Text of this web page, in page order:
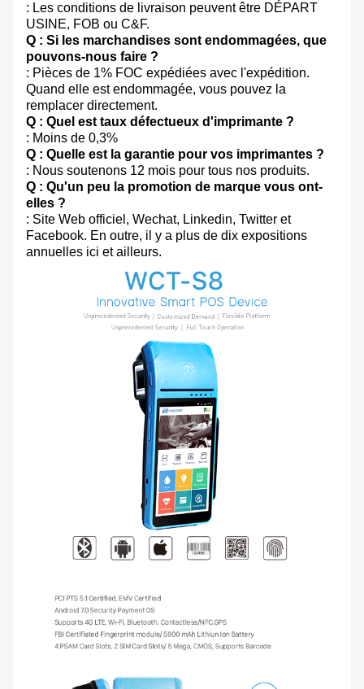
: Les conditions de livraison peuvent être DÉPART
USINE, FOB ou C&F.
Q : Si les marchandises sont endommagées, que
pouvons-nous faire ?
: Pièces de 1% FOC expédiées avec l'expédition.
Quand elle est endommagée, vous pouvez la
remplacer directement.
Q : Quel est taux défectueux d'imprimante ?
: Moins de 0,3%
Q : Quelle est la garantie pour vos imprimantes ?
: Nous soutenons 12 mois pour tous nos produits.
Q : Qu'un peu la promotion de marque vous ont-
elles ?
: Site Web officiel, Wechat, Linkedin, Twitter et
Facebook. En outre, il y a plus de dix expositions
annuelles ici et ailleurs.